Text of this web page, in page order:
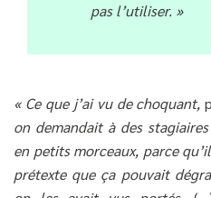
pas l’utiliser. »
« Ce que j’ai vu de choquant,
on demandait à des
en petits morceaux, parce
prétexte que ça pouvait